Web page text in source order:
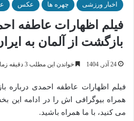
اخبار ورزشی چهره ها عکس
فیلم اظهارات عاطفه
بازگشت از آلمان به
24 آذر, 1404 خواندن این مطلب 3 دقیقه زمان میبرد
فیلم اظهارات عاطفه احمدی درباره
همراه بیوگرافی اش را در ادامه این
می کنید، با ما همراه باشید.